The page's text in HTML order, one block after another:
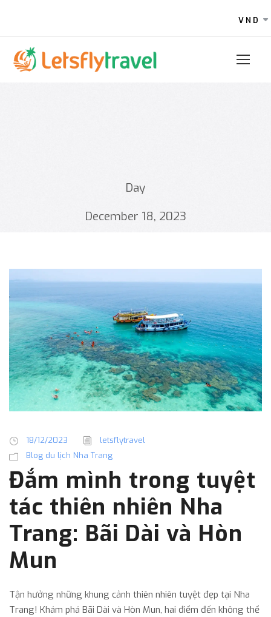
VND
Day
December 18, 2023
18/12/2023
letsflytravel
Blog du lịch Nha Trang
Đắm mình trong tuyệt
tác thiên nhiên Nha
Trang: Bãi Dài và Hòn
Mun
Tận hưởng những khung cảnh thiên nhiên tuyệt đẹp tại Nha
Trang! Khám phá Bãi Dài và Hòn Mun, hai điểm đến không thể